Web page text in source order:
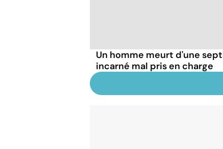
Un homme meurt d'une
incarné mal pris en charge